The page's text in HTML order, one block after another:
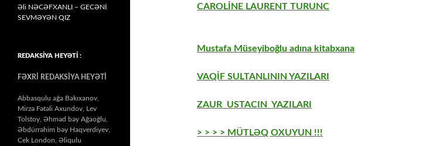
CAROLİNE LAURENT TURUNC
Mustafa Müseyiboğlu adına kitabxana
VAQİF SULTANLININ YAZILARI
ZAUR USTACIN YAZILARI
> > > > MÜTLƏQ OXUYUN !!!
Əli NƏCƏFXANLI – GECƏNİ
SEVMƏYƏN QIZ
REDAKSİYA HEYƏTİ :
FƏXRİ REDAKSİYA HEYƏTİ
Abbasqulu ağa Bakıxanov,
Mirzə Fətəli Axundov, Lev
Tolstoy, Əhməd bəy Ağaoğlu,
Əbdürrəhim bəy Haqverdiyev,
Cek London, Əliqulu